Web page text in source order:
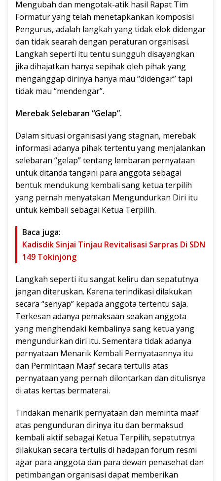
Mengubah dan mengotak-atik hasil Rapat Tim
Formatur yang telah menetapkankan komposisi
Pengurus, adalah langkah yang tidak elok didengar
dan tidak searah dengan peraturan organisasi.
Langkah seperti itu tentu sungguh disayangkan
jika dihajatkan hanya sepihak oleh pihak yang
menganggap dirinya hanya mau “didengar” tapi
tidak mau “mendengar”.
Merebak Selebaran “Gelap”.
Dalam situasi organisasi yang stagnan, merebak
informasi adanya pihak tertentu yang menjalankan
selebaran “gelap” tentang lembaran pernyataan
untuk ditanda tangani para anggota sebagai
bentuk mendukung kembali sang ketua terpilih
yang pernah menyatakan Mengundurkan Diri itu
untuk kembali sebagai Ketua Terpilih.
Baca juga:
Kadisdik Sinjai Tinjau Revitalisasi Sarpras Di SDN
149 Tokinjong
Langkah seperti itu sangat keliru dan sepatutnya
jangan diteruskan. Karena terindikasi dilakukan
secara “senyap” kepada anggota tertentu saja.
Terkesan adanya pemaksaan seakan anggota
yang menghendaki kembalinya sang ketua yang
mengundurkan diri itu. Sementara tidak adanya
pernyataan Menarik Kembali Pernyataannya itu
dan Permintaan Maaf secara tertulis atas
pernyataan yang pernah dilontarkan dan ditulisnya
di atas kertas bermaterai.
Tindakan menarik pernyataan dan meminta maaf
atas pengunduran dirinya itu dan bermaksud
kembali aktif sebagai Ketua Terpilih, sepatutnya
dilakukan secara tertulis di hadapan forum resmi
agar para anggota dan para dewan penasehat dan
petimbangan organisasi dapat memberikan